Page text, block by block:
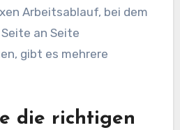
Arbeitsablauf, bei dem
an Seite
gibt es mehrere
die richtigen